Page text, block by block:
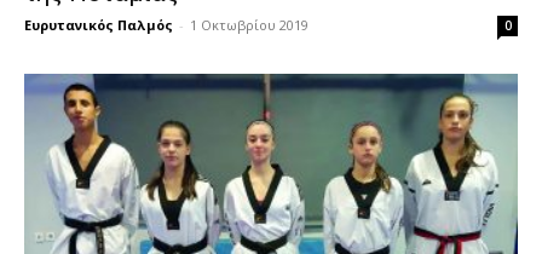
Ευρυτανικός Παλμός - 1 Οκτωβρίου 2019 0